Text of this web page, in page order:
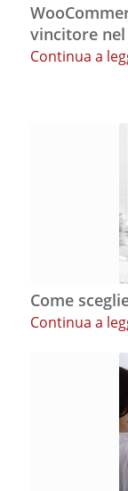
vincitore nel
Continua a
Come
Continua a